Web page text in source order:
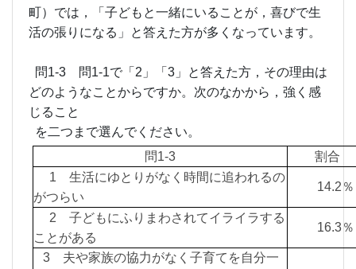
町）では，「子どもと一緒にいることが，喜びで生
活の張りになる」と答えた方が多くなっています。
問1-3 問1-1で「2」「3」と答えた方，その理由は
どのようなことからですか。次のなかから，強く感
じること
を二つまで選んでください。
問1-3
割合
1 生活にゆとりがなく時間に追われるの
がつらい
14.2
2 子どもにふりまわされてイライラする
ことがある
16.3
3 夫や家族の協力がなく子育てを自分一